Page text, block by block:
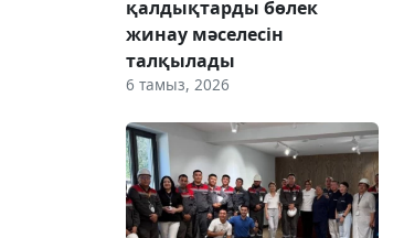
қалдықтарды бөлек
жинау мәселесін
талқылады
6 тамыз, 2026